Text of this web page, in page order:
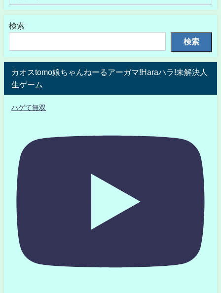
検索
検索
カオスtomo娘ちゃんねーるアーガマ!Haraハラ!未解決人
生ゲーム
ハゲて無双